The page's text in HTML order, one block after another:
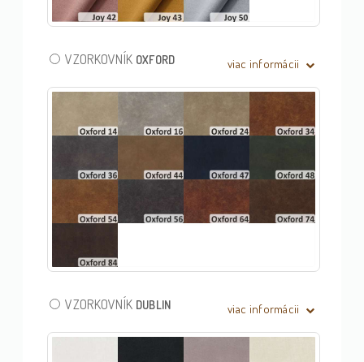
VZORKOVNÍK OXFORD viac informácii
VZORKOVNÍK DUBLIN viac informácii